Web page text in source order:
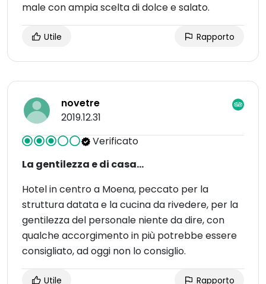
male con ampia scelta di dolce e salato.
Utile Rapporto
novetre
2019.12.31
Verificato
La gentilezza e di casa...
Hotel in centro a Moena, peccato per la
struttura datata e la cucina da rivedere, per la
gentilezza del personale niente da dire, con
qualche accorgimento in più potrebbe essere
consigliato, ad oggi non lo consiglio.
Utile Rapporto